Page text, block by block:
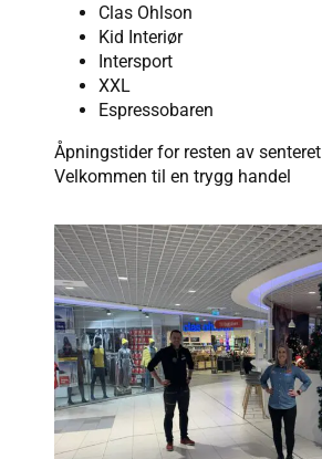
Clas Ohlson
Kid Interiør
Intersport
XXL
Espressobaren
Åpningstider for resten av
Velkommen til en trygg handel